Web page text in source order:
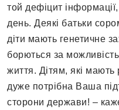
той дефіцит
день. Деякі батьки
діти мають генетичне
борються за
життя. Дітям, які мають
дуже потрібна Ваша
сторони держави! –